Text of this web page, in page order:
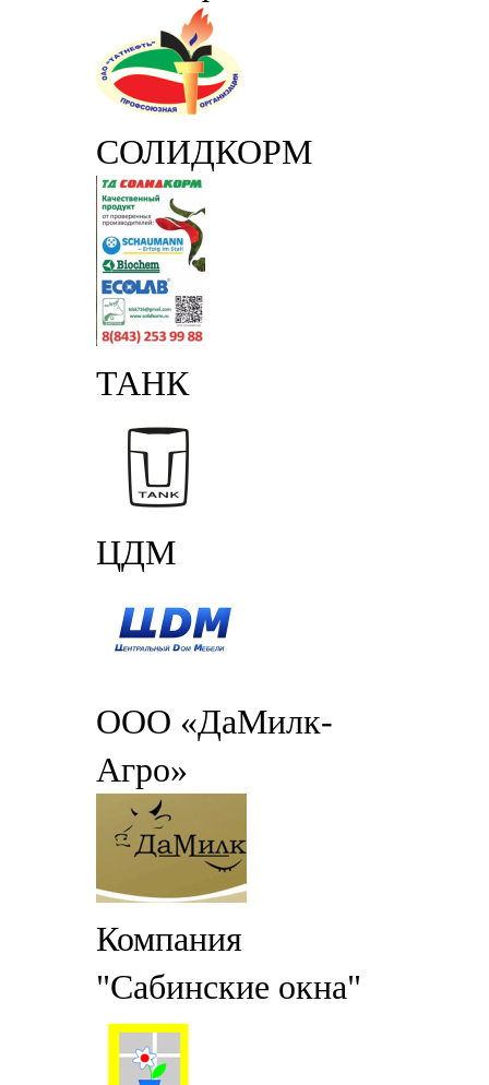
СОЛИДКОРМ
ТАНК
ЦДМ
ООО «ДаМилк-
Агро»
Компания
"Сабинские окна"